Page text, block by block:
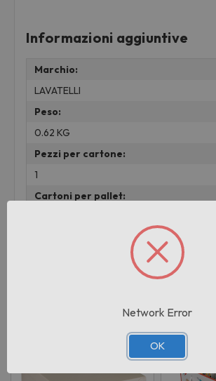
Informazioni aggiuntive
Marchio:
LAVATELLI
Peso:
0.62 KG
Pezzi per cartone:
1
Cartoni per pallet:
Prodotti
Network Error
OK